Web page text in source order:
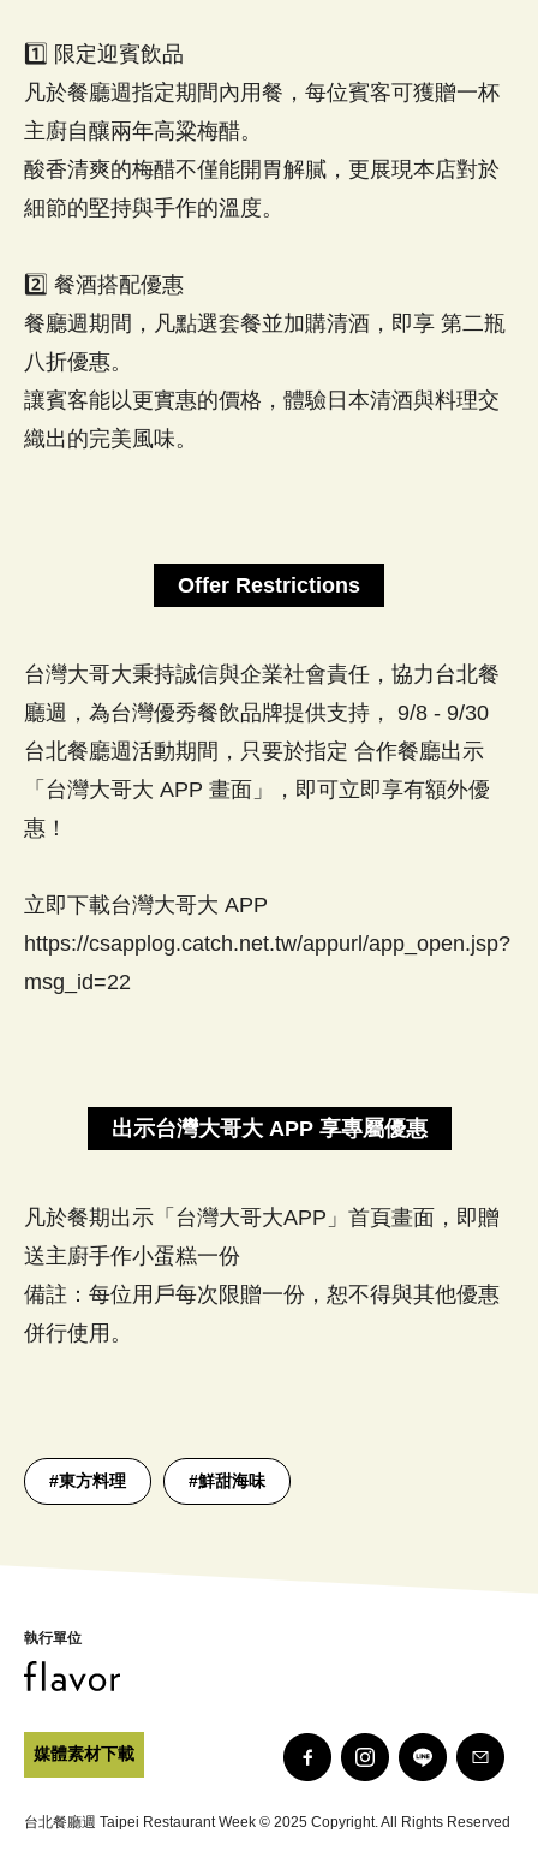
1️⃣ 限定迎賓飲品
凡於餐廳週指定期間內用餐，每位賓客可獲贈一杯
主廚自釀兩年高粱梅醋。
酸香清爽的梅醋不僅能開胃解膩，更展現本店對於
細節的堅持與手作的溫度。
2️⃣ 餐酒搭配優惠
餐廳週期間，凡點選套餐並加購清酒，即享 第二瓶
八折優惠。
讓賓客能以更實惠的價格，體驗日本清酒與料理交
織出的完美風味。
Offer Restrictions
台灣大哥大秉持誠信與企業社會責任，協力台北餐
廳週，為台灣優秀餐飲品牌提供支持， 9/8 - 9/30
台北餐廳週活動期間，只要於指定 合作餐廳出示
「台灣大哥大 APP 畫面」，即可立即享有額外優
惠！
立即下載台灣大哥大 APP
https://csapplog.catch.net.tw/appurl/app_open.jsp?
msg_id=22
出示台灣大哥大 APP 享專屬優惠
凡於餐期出示「台灣大哥大APP」首頁畫面，即贈
送主廚手作小蛋糕一份
備註：每位用戶每次限贈一份，恕不得與其他優惠
併行使用。
#東方料理 #鮮甜海味
執行單位
媒體素材下載
台北餐廳週 Taipei Restaurant Week © 2025 Copyright. All Rights Reserved